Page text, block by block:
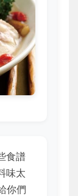
食譜
味太
你們